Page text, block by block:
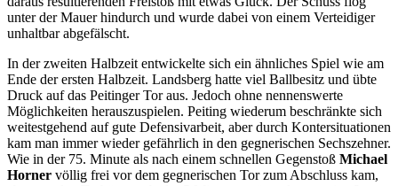
unter der Mauer hindurch und wurde dabei von einem Verteidiger
unhaltbar abgefälscht.
In der zweiten Halbzeit entwickelte sich ein ähnliches Spiel wie am
Ende der ersten Halbzeit. Landsberg hatte viel Ballbesitz und übte
Druck auf das Peitinger Tor aus. Jedoch ohne nennenswerte
Möglichkeiten herauszuspielen. Peiting wiederum beschränkte sich
weitestgehend auf gute Defensivarbeit, aber durch Kontersituationen
kam man immer wieder gefährlich in den gegnerischen Sechszehner.
Wie in der 75. Minute als nach einem schnellen Gegenstoß Michael
Horner völlig frei vor dem gegnerischen Tor zum Abschluss kam,